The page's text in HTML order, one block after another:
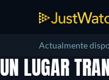
Actualmente
UN LUGAR